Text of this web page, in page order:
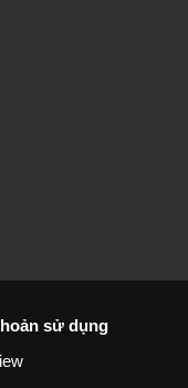
sử dụng